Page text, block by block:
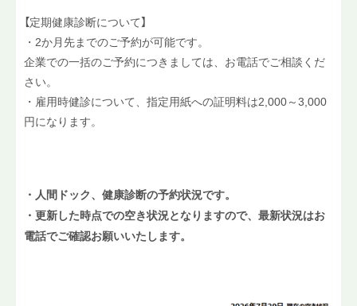
【定期健康診断について】
・2か月先までのご予約が可能です。
企業での一括のご予約につきましては、お電話でご相談くだ
さい。
・雇用時健診について、指定用紙への証明料は2,000～3,000
円になります。
・人間ドック、健康診断の予約状況です。
・更新した時点での空き状況となりますので、最新状況はお
電話でご確認お願いいたします。